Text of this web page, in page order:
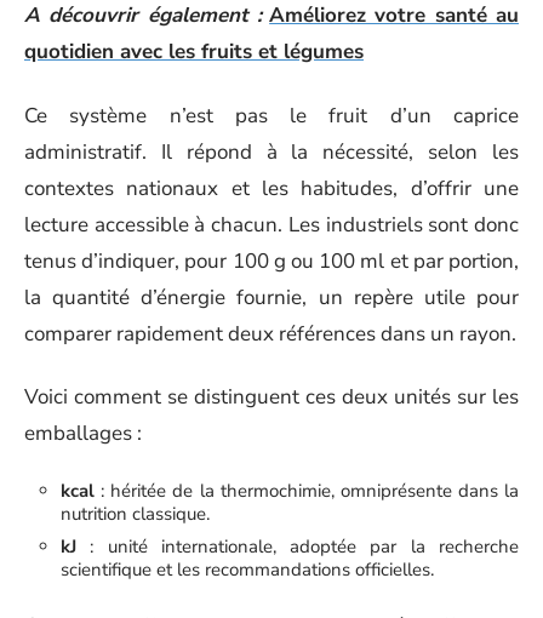
A découvrir également : Améliorez votre santé au
quotidien avec les fruits et légumes
Ce système n’est pas le fruit d’un caprice
administratif. Il répond à la nécessité, selon les
contextes nationaux et les habitudes, d’offrir une
lecture accessible à chacun. Les industriels sont donc
tenus d’indiquer, pour 100 g ou 100 ml et par portion,
la quantité d’énergie fournie, un repère utile pour
comparer rapidement deux références dans un rayon.
Voici comment se distinguent ces deux unités sur les
emballages :
kcal : héritée de la thermochimie, omniprésente dans la
nutrition classique.
kJ : unité internationale, adoptée par la recherche
scientifique et les recommandations officielles.